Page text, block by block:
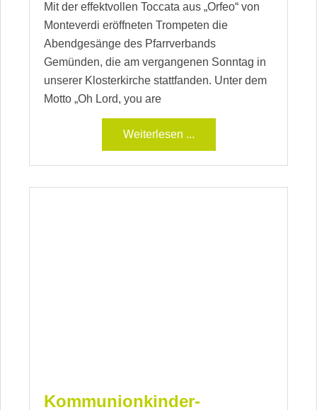
Mit der effektvollen Toccata aus „Orfeo“ von
Monteverdi eröffneten Trompeten die
Abendgesänge des Pfarrverbands
Gemünden, die am vergangenen Sonntag in
unserer Klosterkirche stattfanden. Unter dem
Motto „Oh Lord, you are
Weiterlesen ...
Kommunionkinder-